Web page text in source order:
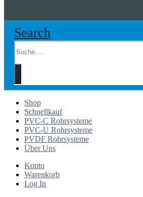
Search
Shop
Schnellkauf
PVC-C Rohrsysteme
PVC-U Rohrsysteme
PVDF Rohrsysteme
Über Uns
Konto
Warenkorb
Log In